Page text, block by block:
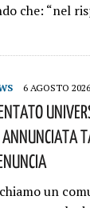
che: “nel
6 AGOSTO 2026
Annunciata
un